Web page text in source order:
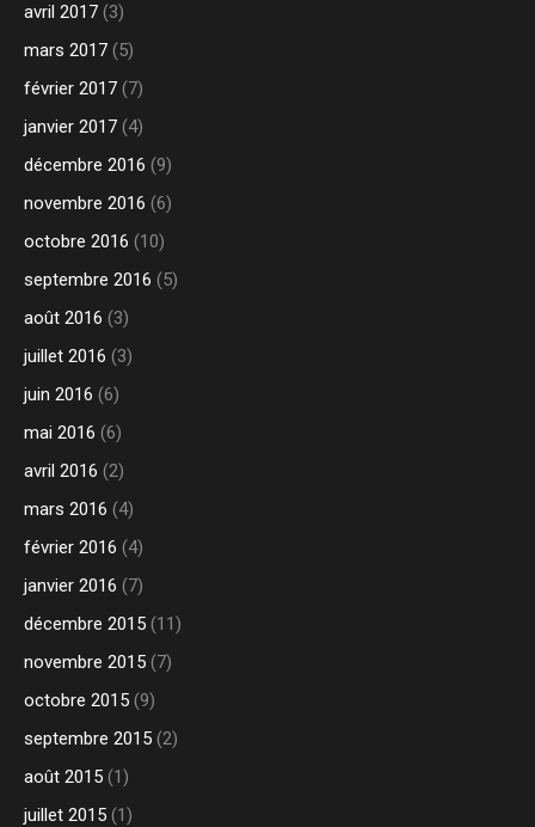
avril 2017 (3)
mars 2017 (5)
février 2017 (7)
janvier 2017 (4)
décembre 2016 (9)
novembre 2016 (6)
octobre 2016 (10)
septembre 2016 (5)
août 2016 (3)
juillet 2016 (3)
juin 2016 (6)
mai 2016 (6)
avril 2016 (2)
mars 2016 (4)
février 2016 (4)
janvier 2016 (7)
décembre 2015 (11)
novembre 2015 (7)
octobre 2015 (9)
septembre 2015 (2)
août 2015 (1)
juillet 2015 (1)